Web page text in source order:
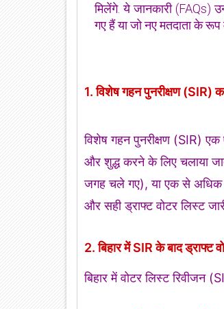
मिलेंगे. ये जानकारी (FAQs)
गए हैं या जो नए मतदाता के
1. विशेष गहन पुनरीक्षण (SIR)
विशेष गहन पुनरीक्षण (SIR) एक
और शुद्ध करने के लिए चलाया
जगह चले गए), या एक से अधिक
और सही ड्राफ्ट वोटर लिस्ट
2. बिहार में SIR के बाद ड्राफ्ट
बिहार में वोटर लिस्ट रिवीजन